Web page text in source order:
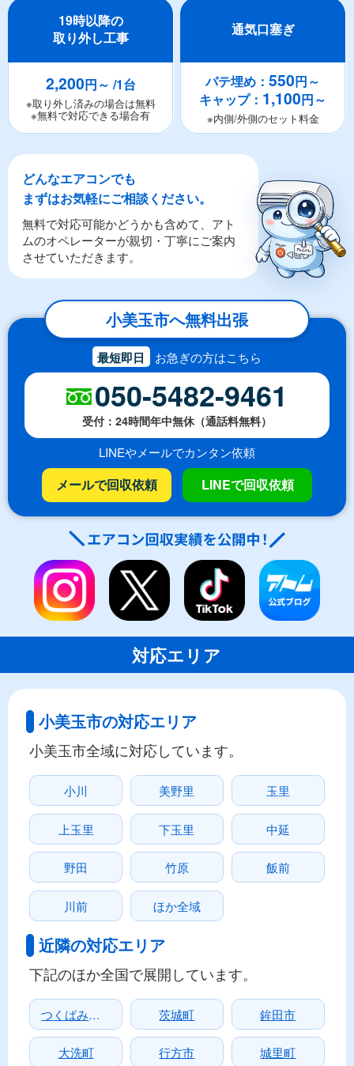
19時以降の
取り外し工事
2,200円～ /1台
※取り外し済みの場合は無料
※無料で対応できる場合有
通気口塞ぎ
パテ埋め：550円～
キャップ： 1,100円～
※内側/外側のセット料金
どんなエアコンでも
まずはお気軽にご相談ください。
無料で対応可能かどうかも含めて、アト
ムのオペレーターが親切・丁寧にご案内
させていただきます。
小美玉市へ無料出張
最短即日 お急ぎの方はこちら
050-5482-9461
受付：24時間年中無休（通話料無料）
LINEやメールでカンタン依頼
メールで回収依頼 LINEで回収依頼
対応エリア
小美玉市の対応エリア
小美玉市全域に対応しています。
小川 美野里 玉里
上玉里 下玉里 中延
野田 竹原 飯前
川前 ほか全域
近隣の対応エリア
下記のほか全国で展開しています。
つくばみらい市 茨城町 鉾田市
大洗町 行方市 城里町